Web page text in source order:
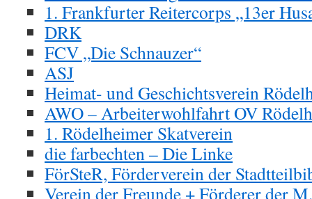
1. Frankfurter Reitercorps „13er
DRK
FCV „Die Schnauzer“
ASJ
Heimat- und Geschichtsverein
AWO – Arbeiterwohlfahrt OV
1. Rödelheimer Skatverein
die farbechten – Die Linke
FörSteR, Förderverein der
Verein der Freunde + Förderer der